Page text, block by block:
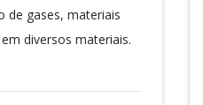
de gases, materiais
diversos materiais.